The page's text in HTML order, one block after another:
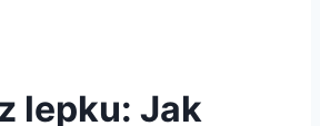
lepku: Jak